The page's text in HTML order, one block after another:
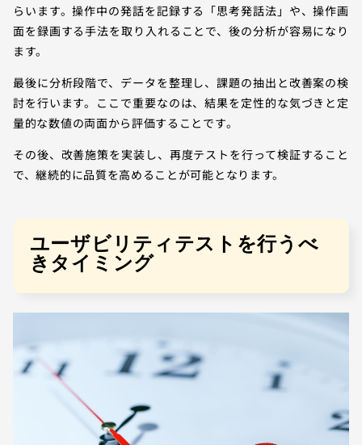
らいます。操作中の発話を記録する「思考発話法」や、操作画
面を録画する手法を取り入れることで、後の分析が容易になり
ます。
最後に分析段階で、データを整理し、課題の抽出と改善案の検
討を行います。ここで重要なのは、結果を定性的な気づきと定
量的な数値の両面から評価することです。
その後、改善施策を実装し、再度テストを行って検証すること
で、継続的に品質を高めることが可能となります。
ユーザビリティテストを行うべ
きタイミング